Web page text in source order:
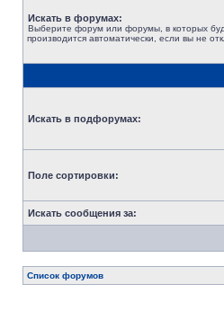
Искать в форумах:
Выберите форум или форумы, в которых
производится автоматически, если вы не
Искать в подфорумах:
Поле сортировки:
Искать сообщения за:
Список форумов